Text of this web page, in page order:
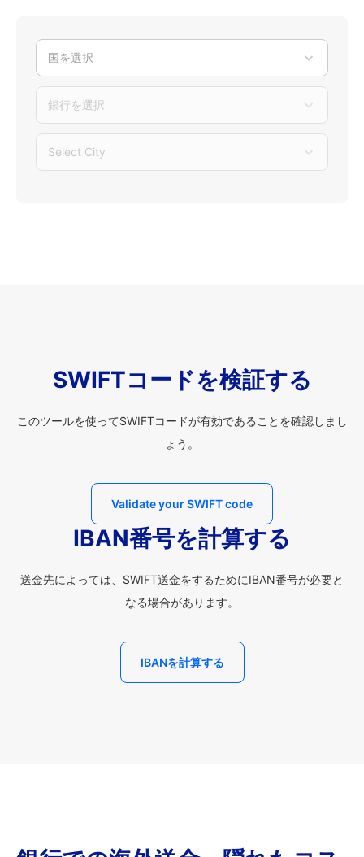
国を選択
銀行を選択
Select City
SWIFTコードを検証する
このツールを使ってSWIFTコードが有効であることを確認しまし
ょう。
Validate your SWIFT code
IBAN番号を計算する
送金先によっては、SWIFT送金をするためにIBAN番号が必要と
なる場合があります。
IBANを計算する